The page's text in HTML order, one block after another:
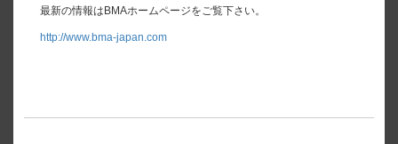
最新の情報はBMAホームページをご覧下さい。
http://www.bma-japan.com